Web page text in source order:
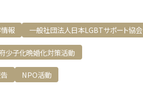
報 一般社団法人日本LGBTサポート協会
子化晩婚化対策活動
NPO活動